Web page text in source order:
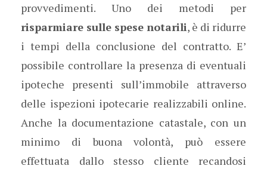
provvedimenti. Uno dei metodi per
risparmiare sulle spese notarili, è di ridurre
i tempi della conclusione del contratto. E’
possibile controllare la presenza di eventuali
ipoteche presenti sull’immobile attraverso
delle ispezioni ipotecarie realizzabili online.
Anche la documentazione catastale, con un
minimo di buona volontà, può essere
effettuata dallo stesso cliente recandosi